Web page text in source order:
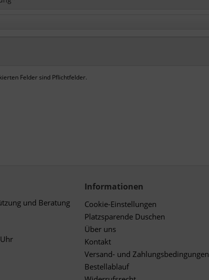
Felder sind Pflichtfelder.
und Beratung
Informationen
Cookie-Einstellungen
Platzsparende Duschen
Über uns
Kontakt
Versand- und Zahlungsbedingungen
Bestellablauf